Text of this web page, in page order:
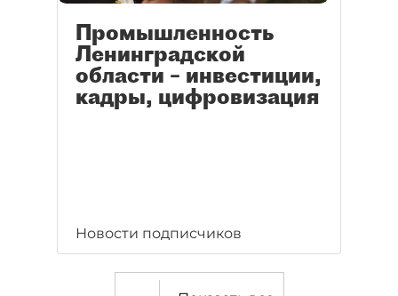
Промышленность
Ленинградской
области – инвестиции,
кадры, цифровизация
Новости подписчиков